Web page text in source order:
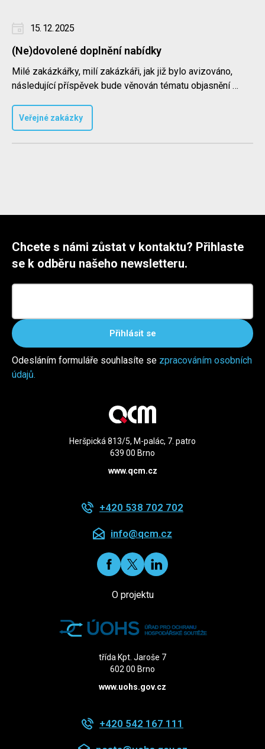
15. 12. 2025
(Ne)dovolené doplnění nabídky
Milé zakázkářky, milí zakázkáři, jak již bylo avizováno,
následující příspěvek bude věnován tématu objasnění či
Veřejné zakázky
Chcete s námi zůstat v kontaktu? Přihlaste
se k odběru našeho newsletteru.
Přihlásit se
Odesláním formuláře souhlasíte se zpracováním osobních
údajů.
Heršpická 813/5, M-palác, 7. patro
639 00 Brno
www.qcm.cz
+420 538 702 702
info@qcm.cz
O projektu
třída Kpt. Jaroše 7
602 00 Brno
www.uohs.gov.cz
+420 542 167 111